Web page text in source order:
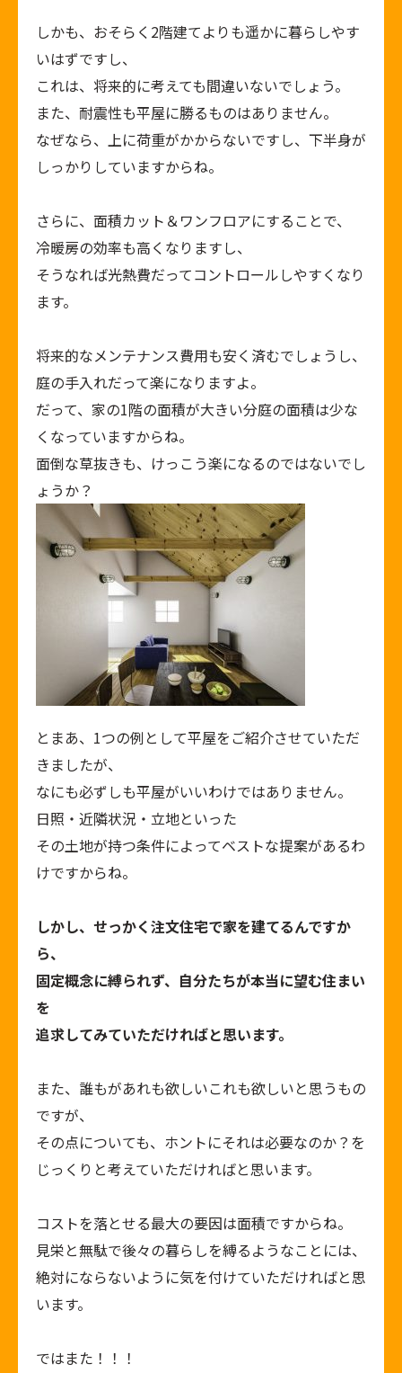
しかも、おそらく2階建てよりも遥かに暮らしやす
いはずですし、
これは、将来的に考えても間違いないでしょう。
また、耐震性も平屋に勝るものはありません。
なぜなら、上に荷重がかからないですし、下半身が
しっかりしていますからね。
さらに、面積カット＆ワンフロアにすることで、
冷暖房の効率も高くなりますし、
そうなれば光熱費だってコントロールしやすくなり
ます。
将来的なメンテナンス費用も安く済むでしょうし、
庭の手入れだって楽になりますよ。
だって、家の1階の面積が大きい分庭の面積は少な
くなっていますからね。
面倒な草抜きも、けっこう楽になるのではないでし
ょうか？
とまあ、1つの例として平屋をご紹介させていただ
きましたが、
なにも必ずしも平屋がいいわけではありません。
日照・近隣状況・立地といった
その土地が持つ条件によってベストな提案があるわ
けですからね。
しかし、せっかく注文住宅で家を建てるんですか
ら、
固定概念に縛られず、自分たちが本当に望む住まい
を
追求してみていただければと思います。
また、誰もがあれも欲しいこれも欲しいと思うもの
ですが、
その点についても、ホントにそれは必要なのか？を
じっくりと考えていただければと思います。
コストを落とせる最大の要因は面積ですからね。
見栄と無駄で後々の暮らしを縛るようなことには、
絶対にならないように気を付けていただければと思
います。
ではまた！！！